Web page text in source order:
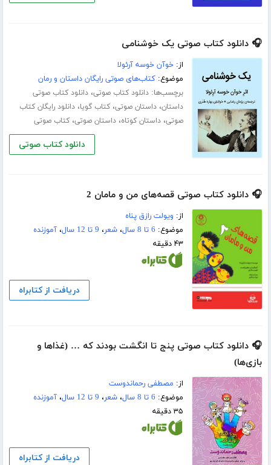
🎧 دانلود کتاب صوتی یک خوشنامی
از:خوآن خوسه آرئولا
موضوع:کتاب‌های صوتی رایگان داستان و رمان
برچسب‌ها:دانلود کتاب صوتی،دانلود کتاب صوتی
داستان،داستان صوتی،کتاب گویا،دانلود رایگان کتاب
صوتی،داستان کوتاه،داستان صوتی،کتاب صوتی
دانلود کتاب صوتی
🎧 دانلود کتاب صوتی قصه‌های من و مامان 2
از: ویولت رازق پناه
موضوع: 6 تا 8 سال ،شعر، 9 تا 12 سال ،آموزنده
۴۳ دقیقه
دریافت از کتابراه
🎧 دانلود کتاب صوتی پنج تا انگشت بودند که … (غذاها و
بازی‌ها)
از: مصطفی رحماندوست
موضوع: 6 تا 8 سال ،شعر، 9 تا 12 سال ،آموزنده
۳۵ دقیقه
دریافت از کتابراه